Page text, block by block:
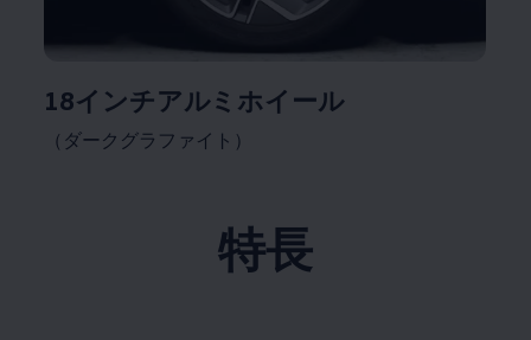
18インチアルミホイール
（ダークグラファイト）
特長